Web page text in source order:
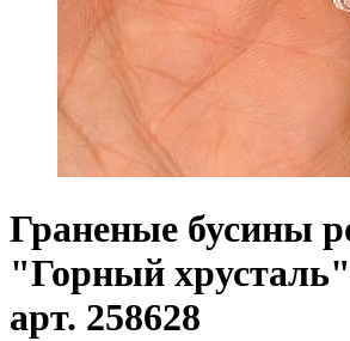
Граненые бусины
"Горный хрусталь"
арт. 258628